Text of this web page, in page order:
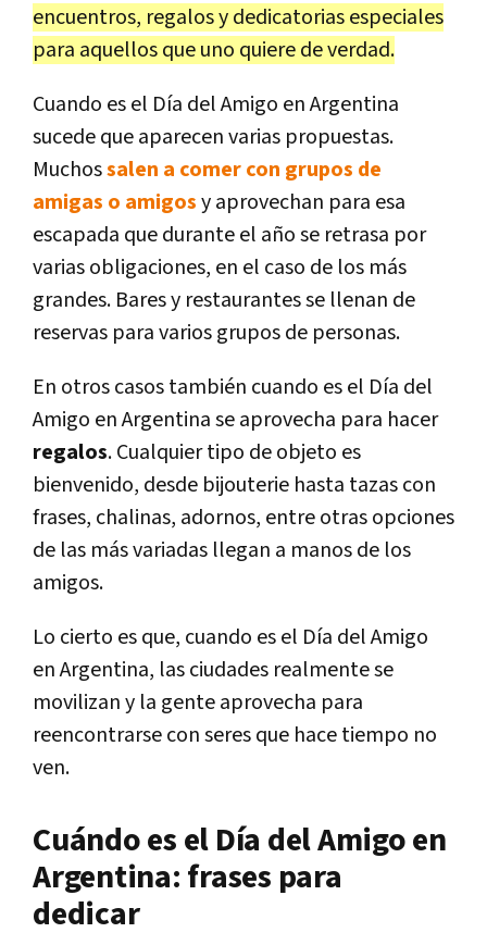
encuentros, regalos y dedicatorias especiales
para aquellos que uno quiere de verdad.
Cuando es el Día del Amigo en Argentina
sucede que aparecen varias propuestas.
Muchossalen a comer con grupos de
amigas o amigosy aprovechan para esa
escapada que durante el año se retrasa por
varias obligaciones, en el caso de los más
grandes. Bares y restaurantes se llenan de
reservas para varios grupos de personas.
En otros casos también cuando es el Día del
Amigo en Argentina se aprovecha para hacer
regalos. Cualquier tipo de objeto es
bienvenido, desde bijouterie hasta tazas con
frases, chalinas, adornos, entre otras opciones
de las más variadas llegan a manos de los
amigos.
Lo cierto es que, cuando es el Día del Amigo
en Argentina, las ciudades realmente se
movilizan y la gente aprovecha para
reencontrarse con seres que hace tiempo no
ven.
Cuándo es el Día del Amigo en
Argentina: frases para
dedicar